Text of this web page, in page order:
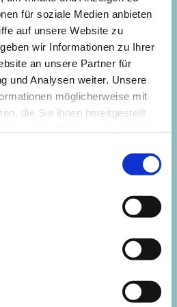
für soziale Medien anbieten
auf unsere Website zu
wir Informationen zu Ihrer
an unsere Partner für
und Analysen weiter. Unsere
möglicherweise mit
die Sie ihnen bereitgestellt
Stimmungen
Präsentationen
Ensembles und
(Reihen, Stuhlkreis, freie
oder Bankett-Setup mit